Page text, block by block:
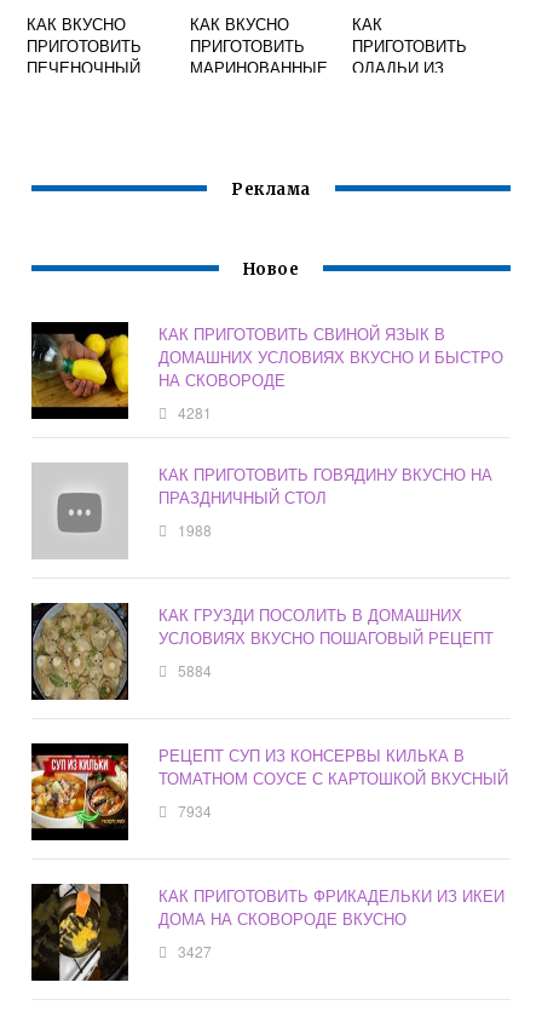
КАК ВКУСНО
ПРИГОТОВИТЬ
ПЕЧЕНОЧНЫЙ
КАК ВКУСНО
ПРИГОТОВИТЬ
МАРИНОВАННЫЕ
КАК
ПРИГОТОВИТЬ
ОЛАДЬИ ИЗ
Реклама
Новое
КАК ПРИГОТОВИТЬ СВИНОЙ ЯЗЫК В
ДОМАШНИХ УСЛОВИЯХ ВКУСНО И БЫСТРО
НА СКОВОРОДЕ
4281
КАК ПРИГОТОВИТЬ ГОВЯДИНУ ВКУСНО НА
ПРАЗДНИЧНЫЙ СТОЛ
1988
КАК ГРУЗДИ ПОСОЛИТЬ В ДОМАШНИХ
УСЛОВИЯХ ВКУСНО ПОШАГОВЫЙ РЕЦЕПТ
5884
РЕЦЕПТ СУП ИЗ КОНСЕРВЫ КИЛЬКА В
ТОМАТНОМ СОУСЕ С КАРТОШКОЙ ВКУСНЫЙ
7934
КАК ПРИГОТОВИТЬ ФРИКАДЕЛЬКИ ИЗ ИКЕИ
ДОМА НА СКОВОРОДЕ ВКУСНО
3427